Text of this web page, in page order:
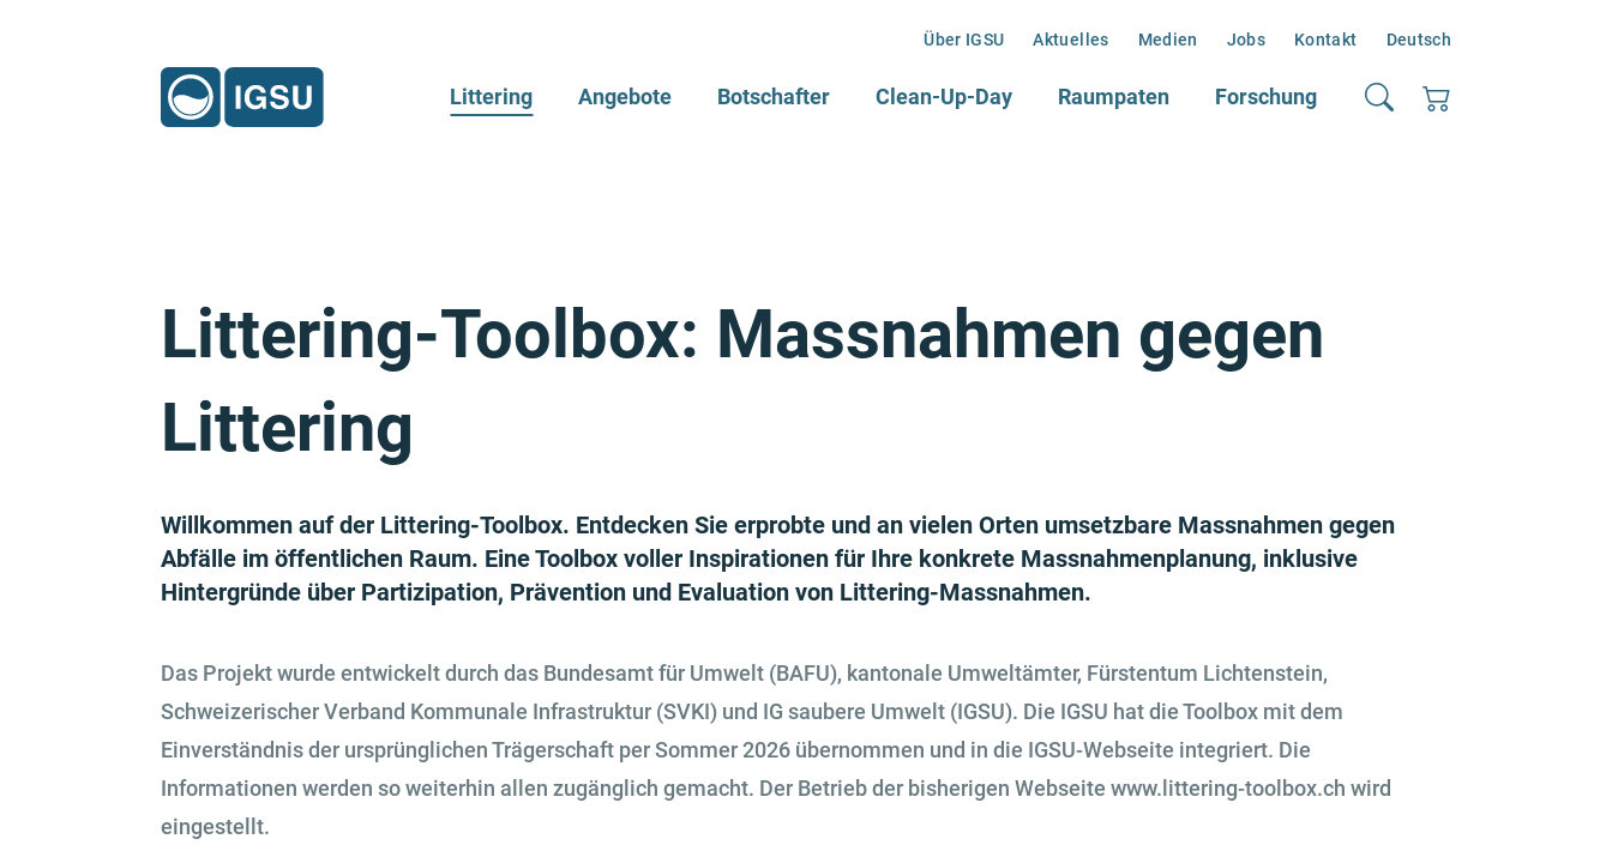
Über IGSU Aktuelles Medien Jobs Kontakt Deutsch
Littering Angebote Botschafter Clean-Up-Day Raumpaten Forschung
Littering-Toolbox: Massnahmen gegen
Littering
Willkommen auf der Littering-Toolbox. Entdecken Sie erprobte und an vielen Orten umsetzbare Massnahmen gegen
Abfälle im öffentlichen Raum. Eine Toolbox voller Inspirationen für Ihre konkrete Massnahmenplanung, inklusive
Hintergründe über Partizipation, Prävention und Evaluation von Littering-Massnahmen.
Das Projekt wurde entwickelt durch das Bundesamt für Umwelt (BAFU), kantonale Umweltämter, Fürstentum Lichtenstein,
Schweizerischer Verband Kommunale Infrastruktur (SVKI) und IG saubere Umwelt (IGSU). Die IGSU hat die Toolbox mit dem
Einverständnis der ursprünglichen Trägerschaft per Sommer 2026 übernommen und in die IGSU-Webseite integriert. Die
Informationen werden so weiterhin allen zugänglich gemacht. Der Betrieb der bisherigen Webseite www.littering-toolbox.ch wird
eingestellt.